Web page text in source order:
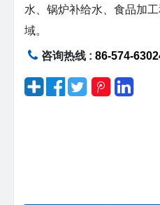
水、锅炉补给水、食品加
域。
咨询热线 : 86-574-